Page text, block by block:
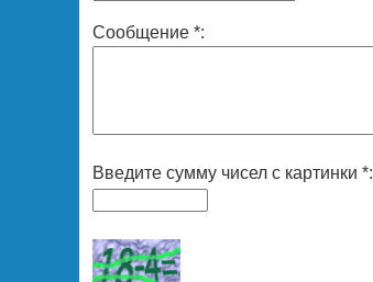
Сообщение *:
Введите сумму чисел с картинки *: